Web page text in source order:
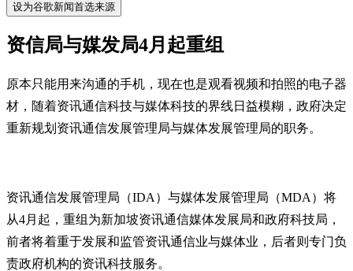
设为谷歌新闻首选来源
资信局与媒发局4月起重组
原本只能用来沟通的手机，现在也是观看视频和拍照的电子器
材，随着资讯通信科技与媒体科技的界线日益模糊，政府决定
重新规划资讯通信发展管理局与媒体发展管理局的职务。
资讯通信发展管理局（IDA）与媒体发展管理局（MDA）将
从4月起，重组为新加坡资讯通信媒体发展局和政府科技局，
前者将着重于发展和监管资讯通信业与媒体业，后者则专门负
责政府机构的资讯科技服务。